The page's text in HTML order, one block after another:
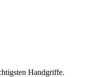
Handgriffe.